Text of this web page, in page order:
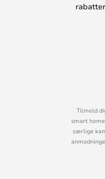
Tilmeld
smart
særlige